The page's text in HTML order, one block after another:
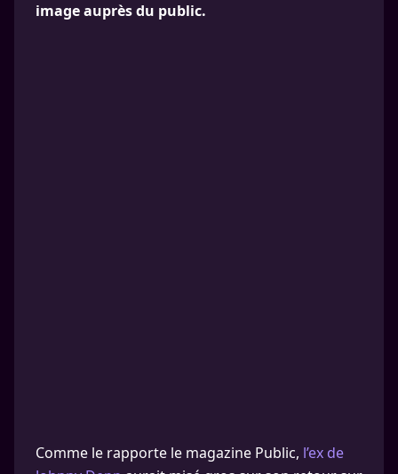
image auprès du public.
Comme le rapporte le magazine Public, l’ex de